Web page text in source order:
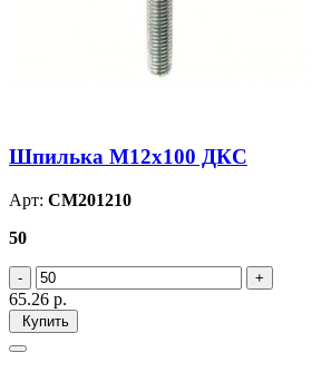
Шпилька М12х100 ДКС
Арт: CM201210
50
65.26 р.
Купить